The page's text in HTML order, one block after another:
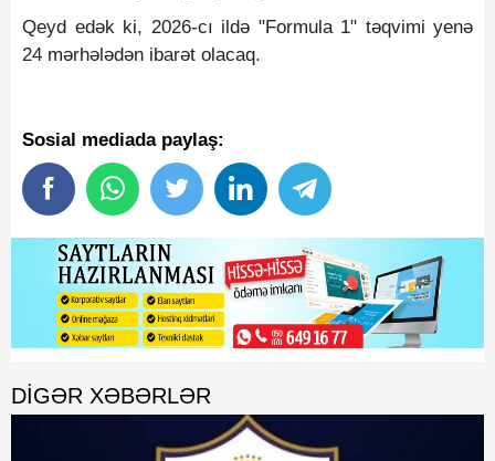
Qeyd edək ki, 2026-cı ildə "Formula 1" təqvimi yenə
24 mərhələdən ibarət olacaq.
Sosial mediada paylaş:
DIGƏR XƏBƏRLƏR